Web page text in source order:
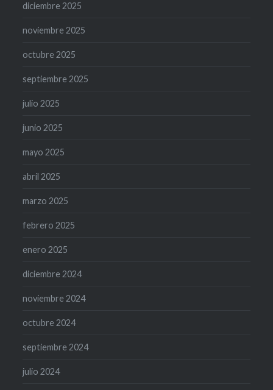
diciembre 2025
noviembre 2025
octubre 2025
septiembre 2025
julio 2025
junio 2025
mayo 2025
abril 2025
marzo 2025
febrero 2025
enero 2025
diciembre 2024
noviembre 2024
octubre 2024
septiembre 2024
julio 2024